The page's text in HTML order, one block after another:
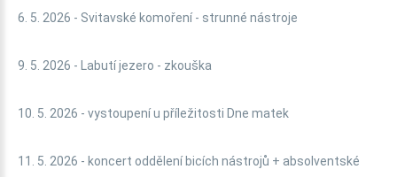
6. 5. 2026 - Svitavské komoření - strunné nástroje
9. 5. 2026 - Labutí jezero - zkouška
10. 5. 2026 - vystoupení u příležitosti Dne matek
11. 5. 2026 - koncert oddělení bicích nástrojů + absolventské